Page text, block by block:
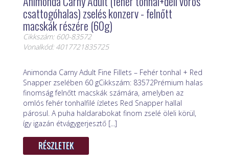
csattogóhalas) zselés konzerv - felnőtt
macskák részére (60g)
Cikkszám: 600-83572
Vonalkód: 4017721835725
Animonda Carny Adult Fine Fillets – Fehér tonhal + Red
Snapper zselében 60 gCikkszám: 83572Prémium halas
finomság felnőtt macskák számára, amelyben az
omlós fehér tonhalfilé ízletes Red Snapper hallal
párosul. A puha haldarabokat finom zselé öleli körül,
így igazán étvágygerjesztő [...]
RÉSZLETEK